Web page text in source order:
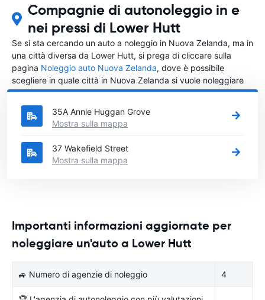
Compagnie di autonoleggio in e
nei pressi di Lower Hutt
Se si sta cercando un auto a noleggio in Nuova Zelanda, ma in
una città diversa da Lower Hutt, si prega di cliccare sulla
pagina Noleggio auto Nuova Zelanda, dove è possibile
scegliere in quale città in Nuova Zelanda si vuole noleggiare
l'auto.
35A Annie Huggan Grove
Mostra sulla mappa
37 Wakefield Street
Mostra sulla mappa
Importanti informazioni aggiornate per
noleggiare un'auto a Lower Hutt
🚙 Numero di agenzie di noleggio 4